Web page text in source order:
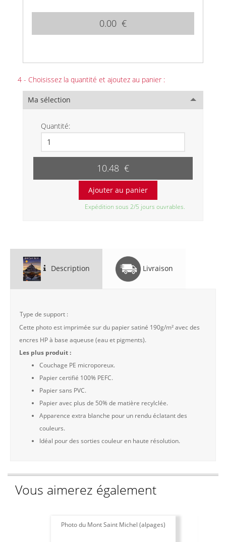
0.00 €
4 - Choisissez la quantité et ajoutez au panier :
Ma sélection
Quantité:
10.48 €
Expédition sous 2/5 jours ouvrables.
Description Livraison
Type de support :
Cette photo est imprimée sur du papier satiné 190g/m² avec des
encres HP à base aqueuse (eau et pigments).
Les plus produit :
Couchage PE microporeux.
Papier certifié 100% PEFC.
Papier sans PVC.
Papier avec plus de 50% de matière recylclée.
Apparence extra blanche pour un rendu éclatant des
couleurs.
Idéal pour des sorties couleur en haute résolution.
Vous aimerez également
Photo du Mont Saint Michel (alpages)